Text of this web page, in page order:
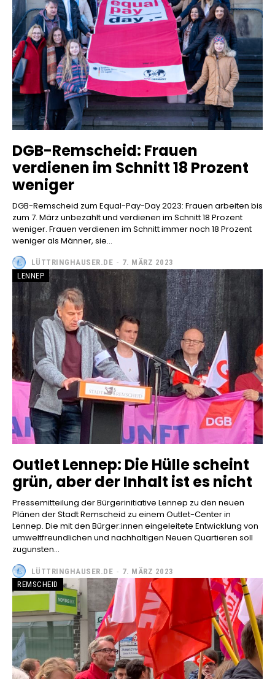
DGB-Remscheid: Frauen
verdienen im Schnitt 18 Prozent
weniger
DGB-Remscheid zum Equal-Pay-Day 2023: Frauen arbeiten bis
zum 7. März unbezahlt und verdienen im Schnitt 18 Prozent
weniger. Frauen verdienen im Schnitt immer noch 18 Prozent
weniger als Männer, sie...
LÜTTRINGHAUSER.DE - 7. MÄRZ 2023
LENNEP
Outlet Lennep: Die Hülle scheint
grün, aber der Inhalt ist es nicht
Pressemitteilung der Bürgerinitiative Lennep zu den neuen
Plänen der Stadt Remscheid zu einem Outlet-Center in
Lennep. Die mit den Bürger:innen eingeleitete Entwicklung von
umweltfreundlichen und nachhaltigen Neuen Quartieren soll
zugunsten...
LÜTTRINGHAUSER.DE - 7. MÄRZ 2023
REMSCHEID